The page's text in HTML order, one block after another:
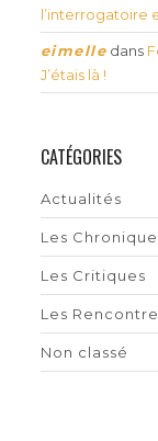
l’interrogatoire
eimelle dans
J’étais là !
CATÉGORIES
Actualités
Les
Les Critiques
Les
Non classé